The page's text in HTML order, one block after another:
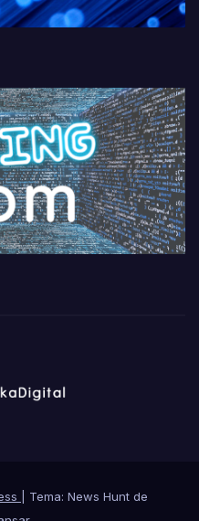
Tema: News Hunt de